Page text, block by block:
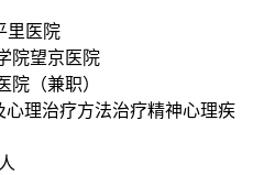
里医院
院望京医院
（兼职）
心理治疗方法治疗精神心理疾